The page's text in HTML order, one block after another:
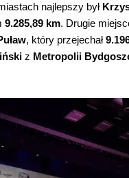
najlepszy był
9.285,89 km. Drugie
, który przejechał
z Metropolii